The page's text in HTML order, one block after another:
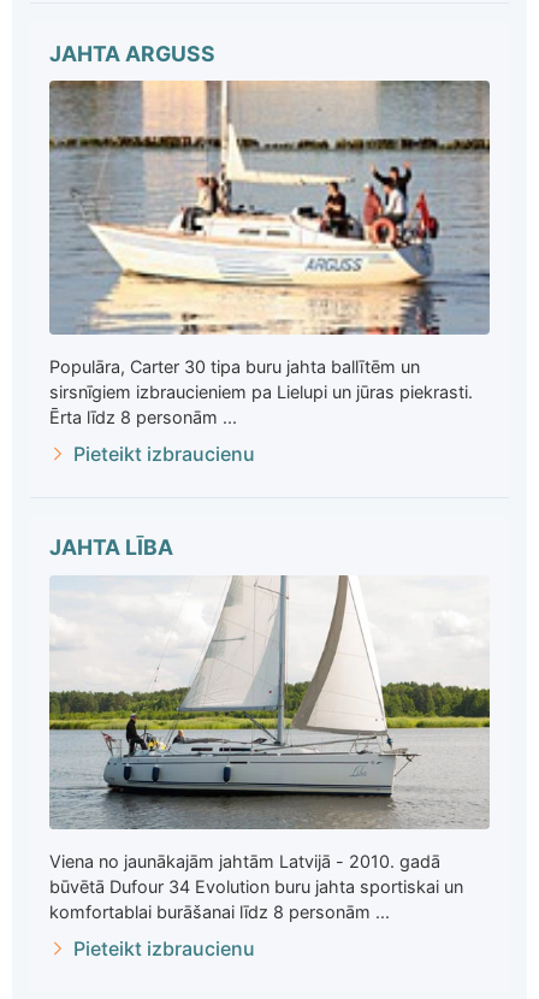
JAHTA ARGUSS
Populāra, Carter 30 tipa buru jahta ballītēm un
sirsnīgiem izbraucieniem pa Lielupi un jūras piekrasti.
Ērta līdz 8 personām ...
Pieteikt izbraucienu
JAHTA LĪBA
Viena no jaunākajām jahtām Latvijā - 2010. gadā
būvētā Dufour 34 Evolution buru jahta sportiskai un
komfortablai burāšanai līdz 8 personām ...
Pieteikt izbraucienu